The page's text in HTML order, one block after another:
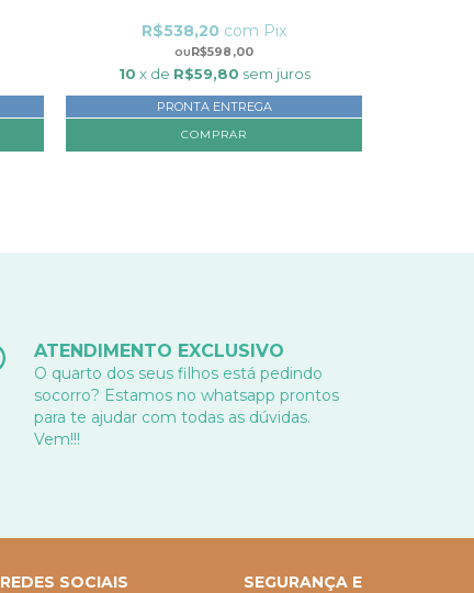
R$598,00
R$538,20 com Pix
10 x de R$59,80 sem juros
PRONTA ENTREGA
ATENDIMENTO EXCLUSIVO
O quarto dos seus filhos está pedindo
socorro? Estamos no whatsapp prontos
para te ajudar com todas as dúvidas.
Vem!!!
REDES SOCIAIS SEGURANÇA E